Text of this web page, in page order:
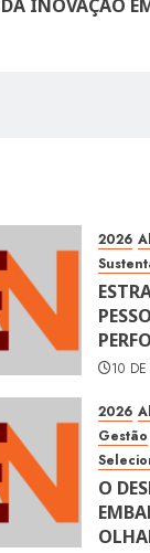
INOVAÇÃO
2026
10
2026
Gestão
O